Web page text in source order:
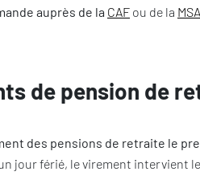
auprès de la CAF ou de la MSA
de pension de
des pensions de retraite le
jour férié, le virement intervient